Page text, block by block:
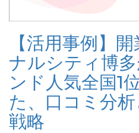
【活用事例】
ナルシティ博
ンド人気全国1
た、口コミ分
戦略